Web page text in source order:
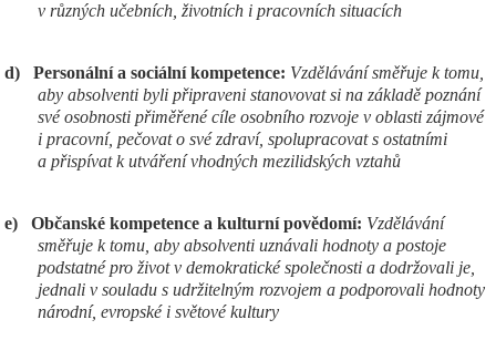
v různých učebních, životních i pracovních situacích
d) Personální a sociální kompetence: Vzdělávání směřuje k tomu,
aby absolventi byli připraveni stanovovat si na základě poznání
své osobnosti přiměřené cíle osobního rozvoje v oblasti zájmové
i pracovní, pečovat o své zdraví, spolupracovat s ostatními
a přispívat k utváření vhodných mezilidských vztahů
e) Občanské kompetence a kulturní povědomí: Vzdělávání
směřuje k tomu, aby absolventi uznávali hodnoty a postoje
podstatné pro život v demokratické společnosti a dodržovali je,
jednali v souladu s udržitelným rozvojem a podporovali hodnoty
národní, evropské i světové kultury